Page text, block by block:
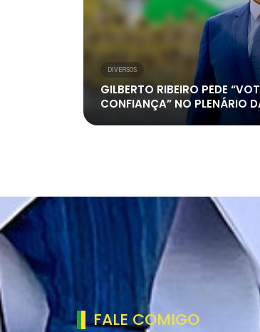
DIVERSOS
GILBERTO RIBEIRO PEDE
CONFIANÇA” NO PLENÁRIO
FALE COMIGO